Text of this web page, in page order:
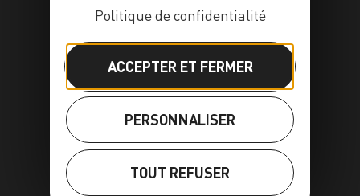
Politique de confidentialité
ACCEPTER ET FERMER
PERSONNALISER
TOUT REFUSER